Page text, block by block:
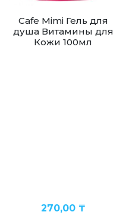
Cafe Mimi Гель для
душа Витамины для
Кожи 100мл
270,00 ₸